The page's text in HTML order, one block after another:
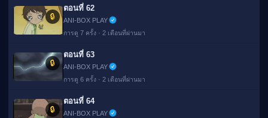
🔒
ตอนที่ 62
ANI-BOX PLAY
การดู 7 ครั้ง · 2 เดือนที่ผ่านมา
🔒
ตอนที่ 63
ANI-BOX PLAY
การดู 6 ครั้ง · 2 เดือนที่ผ่านมา
🔒
ตอนที่ 64
ANI-BOX PLAY